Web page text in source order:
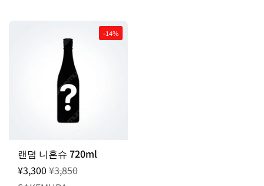
랜덤 니혼슈 720ml
¥3,300 ¥3,850
-14%